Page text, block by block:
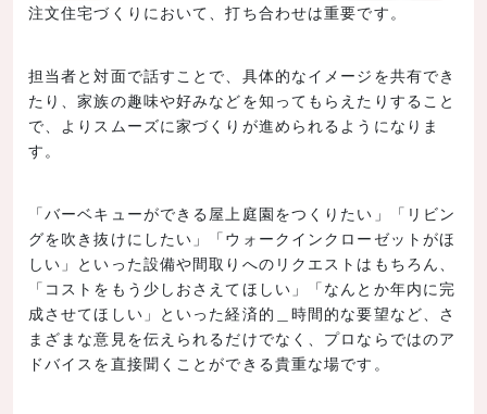
注文住宅づくりにおいて、打ち合わせは重要です。
担当者と対面で話すことで、具体的なイメージを共有でき
たり、家族の趣味や好みなどを知ってもらえたりすること
で、よりスムーズに家づくりが進められるようになりま
す。
「バーベキューができる屋上庭園をつくりたい」「リビン
グを吹き抜けにしたい」「ウォークインクローゼットがほ
しい」といった設備や間取りへのリクエストはもちろん、
「コストをもう少しおさえてほしい」「なんとか年内に完
成させてほしい」といった経済的＿時間的な要望など、さ
まざまな意見を伝えられるだけでなく、プロならではのア
ドバイスを直接聞くことができる貴重な場です。